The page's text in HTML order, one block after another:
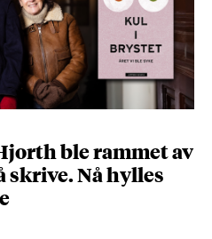
ble rammet av
skrive. Nå hylles